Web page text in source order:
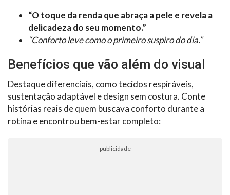
“O toque da renda que abraça a pele e revela a
delicadeza do seu momento.”
“Conforto leve como o primeiro suspiro do dia.”
Benefícios que vão além do visual
Destaque diferenciais, como tecidos respiráveis,
sustentação adaptável e design sem costura. Conte
histórias reais de quem buscava conforto durante a
rotina e encontrou bem-estar completo:
publicidade